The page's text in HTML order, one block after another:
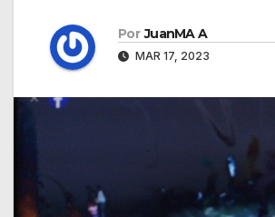
Por JuanMA A
MAR 17, 2023